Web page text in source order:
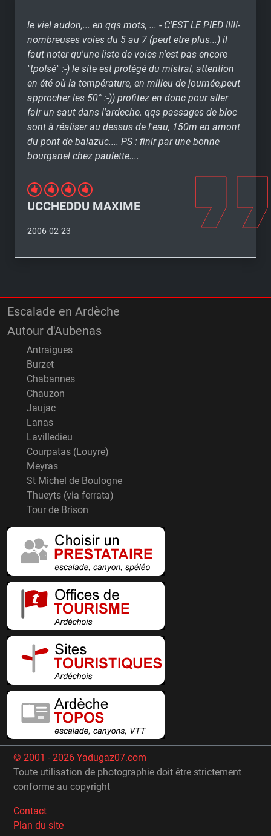
le viel audon,... en qqs mots, ... - C'EST LE PIED !!!!!-
nombreuses voies du 5 au 7 (peut etre plus...) il
faut noter qu'une liste de voies n'est pas encore
"tpoIsé" :-) le site est protégé du mistral, attention
en été où la température, en milieu de journée,peut
approcher les 50° :-)) profitez en donc pour aller
fair un saut dans l'ardeche. qqs passages de bloc
sont à réaliser au dessus de l'eau, 150m en amont
du pont de balazuc.... PS : finir par une bonne
bourganel chez paulette....
UCCHEDDU MAXIME
2006-02-23
Escalade en Ardèche
Autour d'Aubenas
Antraigues
Burzet
Chabannes
Chauzon
Jaujac
Lanas
Lavilledieu
Courpatas (Louyre)
Meyras
St Michel de Boulogne
Thueyts (via ferrata)
Tour de Brison
© 2001 - 2026 Yadugaz07.com
Toute utilisation de photographie doit être strictement
conforme au copyright
Contact
Plan du site